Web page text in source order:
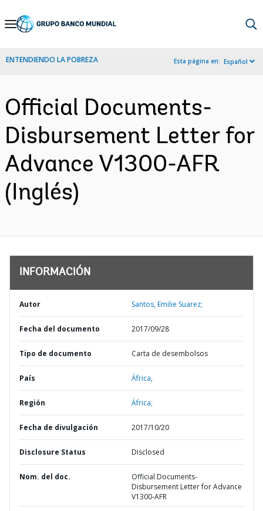
Skip
Navigation
ENTENDIENDO LA POBREZA Esta página en: Español
Official Documents-
Disbursement Letter for
Advance V1300-AFR
(Inglés)
INFORMACIÓN
Autor Santos, Emilie Suarez;
Fecha del documento 2017/09/28
Tipo de documento Carta de desembolsos
País África,
Región África,
Fecha de divulgación 2017/10/20
Disclosure Status Disclosed
Nom. del doc.
Official Documents-
Disbursement Letter for Advance
V1300-AFR